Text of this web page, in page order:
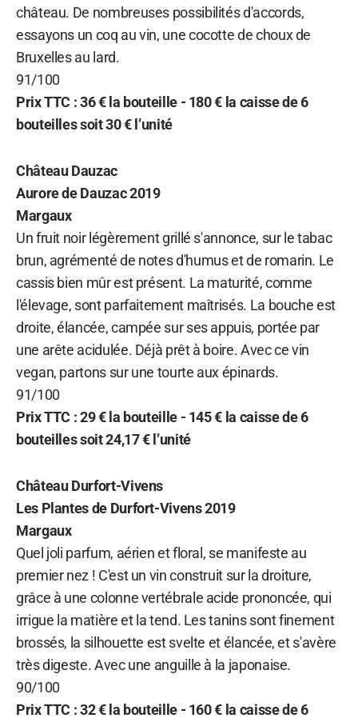
château. De nombreuses possibilités d'accords,
essayons un coq au vin, une cocotte de choux de
Bruxelles au lard.
91/100
Prix TTC : 36 € la bouteille - 180 € la caisse de 6
bouteilles soit 30 € l’unité
Château Dauzac
Aurore de Dauzac 2019
Margaux
Un fruit noir légèrement grillé s'annonce, sur le tabac
brun, agrémenté de notes d'humus et de romarin. Le
cassis bien mûr est présent. La maturité, comme
l'élevage, sont parfaitement maîtrisés. La bouche est
droite, élancée, campée sur ses appuis, portée par
une arête acidulée. Déjà prêt à boire. Avec ce vin
vegan, partons sur une tourte aux épinards.
91/100
Prix TTC : 29 € la bouteille - 145 € la caisse de 6
bouteilles soit 24,17 € l’unité
Château Durfort-Vivens
Les Plantes de Durfort-Vivens 2019
Margaux
Quel joli parfum, aérien et floral, se manifeste au
premier nez ! C'est un vin construit sur la droiture,
grâce à une colonne vertébrale acide prononcée, qui
irrigue la matière et la tend. Les tanins sont finement
brossés, la silhouette est svelte et élancée, et s'avère
très digeste. Avec une anguille à la japonaise.
90/100
Prix TTC : 32 € la bouteille - 160 € la caisse de 6